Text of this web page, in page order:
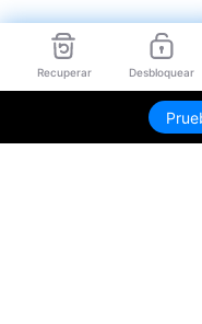
Recuperar Desbloquear